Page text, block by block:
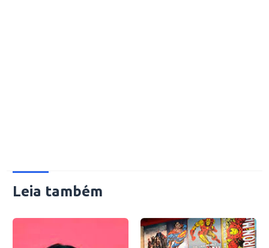
Leia também